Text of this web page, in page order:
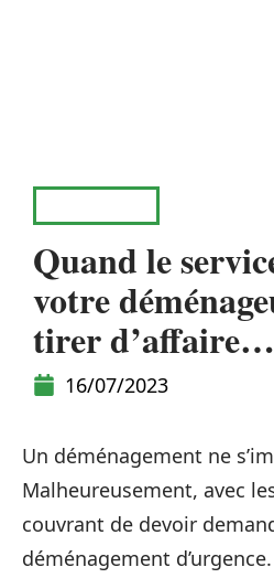
Quand le
votre
tirer d’affaire…
16/07/2023
Un déménagement ne
Malheureusement, avec
couvrant de devoir
déménagement